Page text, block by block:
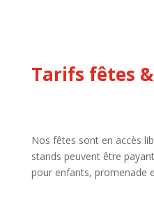
Tarifs fêtes
Nos fêtes sont en accès
stands peuvent être
pour enfants, promenade